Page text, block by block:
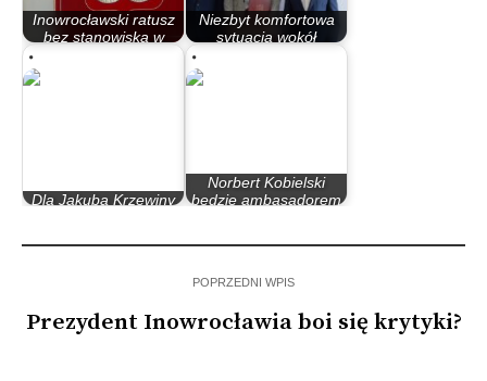
Inowrocławski ratusz
bez stanowiska w
Niezbyt komfortowa
sytuacja wokół
Norberta Kobielskiego
Dla Jakuba Krzewiny
Norbert Kobielski
będzie ambasadorem
POPRZEDNI WPIS
Prezydent Inowrocławia boi się krytyki?